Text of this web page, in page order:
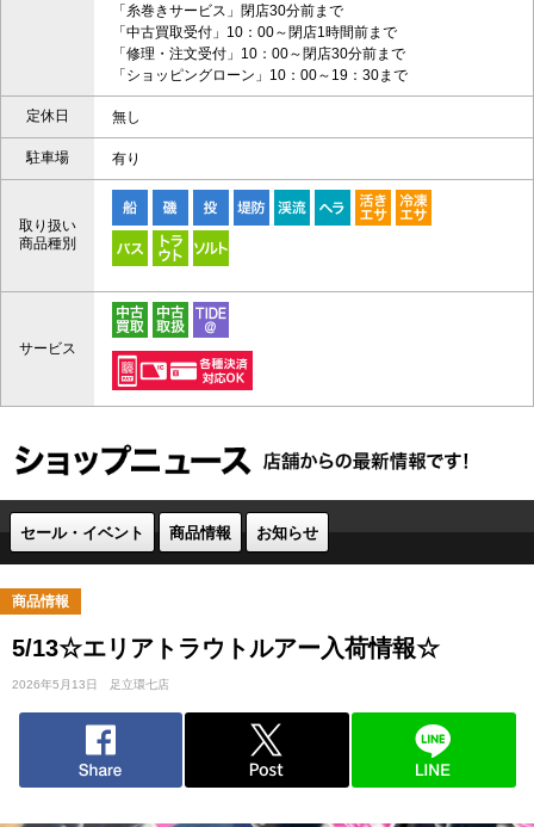
「糸巻きサービス」閉店30分前まで
「中古買取受付」10：00～閉店1時間前まで
「修理・注文受付」10：00～閉店30分前まで
「ショッピングローン」10：00～19：30まで
定休日 無し
駐車場 有り
取り扱い
商品種別
サービス
セール・イベント 商品情報 お知らせ
商品情報
5/13☆エリアトラウトルアー入荷情報☆
2026年5月13日 足立環七店